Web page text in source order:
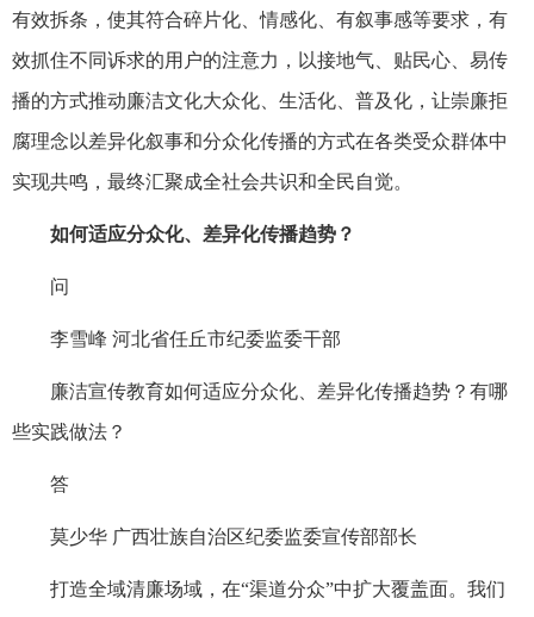
有效拆条，使其符合碎片化、情感化、有叙事感等要求，有
效抓住不同诉求的用户的注意力，以接地气、贴民心、易传
播的方式推动廉洁文化大众化、生活化、普及化，让崇廉拒
腐理念以差异化叙事和分众化传播的方式在各类受众群体中
实现共鸣，最终汇聚成全社会共识和全民自觉。
如何适应分众化、差异化传播趋势？
问
李雪峰 河北省任丘市纪委监委干部
廉洁宣传教育如何适应分众化、差异化传播趋势？有哪
些实践做法？
答
莫少华 广西壮族自治区纪委监委宣传部部长
打造全域清廉场域，在“渠道分众”中扩大覆盖面。我们